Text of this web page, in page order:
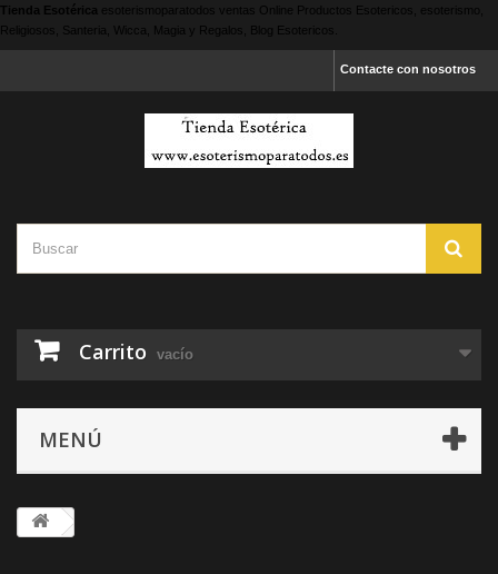
Tienda Esotérica esoterismoparatodos ventas Online Productos Esotericos, esoterismo,
Religiosos, Santeria, Wicca, Magia y Regalos, Blog Esotericos.
Contacte con nosotros
Carrito vacío
MENÚ